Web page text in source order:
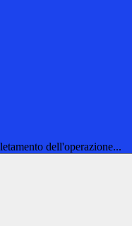
dell'operazione...